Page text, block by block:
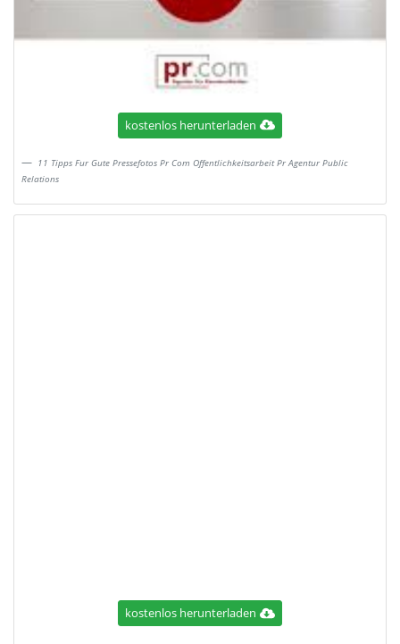
kostenlos herunterladen
11 Tipps Fur Gute Pressefotos Pr Com Offentlichkeitsarbeit Pr Agentur Public
Relations
kostenlos herunterladen